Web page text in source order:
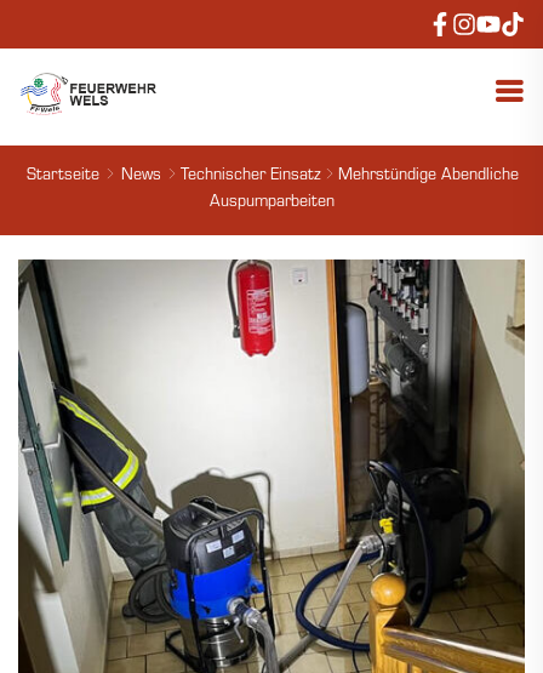
Startseite News Technischer Einsatz
Mehrstündige Abendliche
Auspumparbeiten